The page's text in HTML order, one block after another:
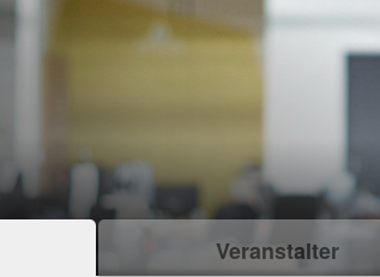
Veranstalter